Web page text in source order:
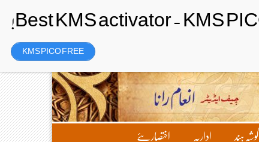
Thursday، 6 August 2026ء
گوشہ ہند اداریہ اختصاریئے
KMS PICO FREE